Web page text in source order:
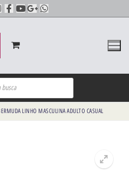
LINHO MASCULINA ADULTO CASUAL